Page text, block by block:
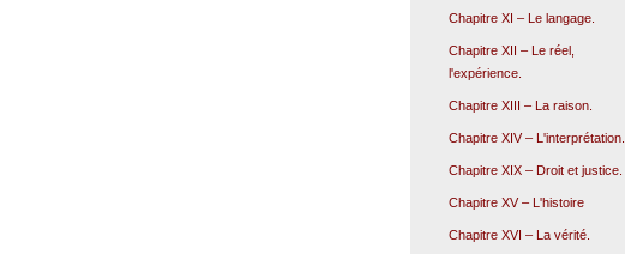
Chapitre XI – Le langage.
Chapitre XII – Le réel,
l'expérience.
Chapitre XIII – La raison.
Chapitre XIV – L'interprétation.
Chapitre XIX – Droit et justice.
Chapitre XV – L'histoire
Chapitre XVI – La vérité.